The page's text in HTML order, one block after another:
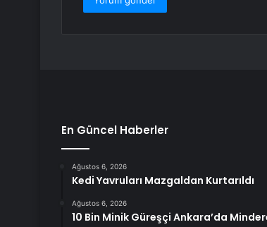
En Güncel Haberler
Ağustos 6, 2026
Kedi Yavruları Mazgaldan Kurtarıldı
Ağustos 6, 2026
10 Bin Minik Güreşçi Ankara’da